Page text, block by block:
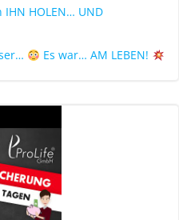
IHN HOLEN… UND
Es war… AM LEBEN!